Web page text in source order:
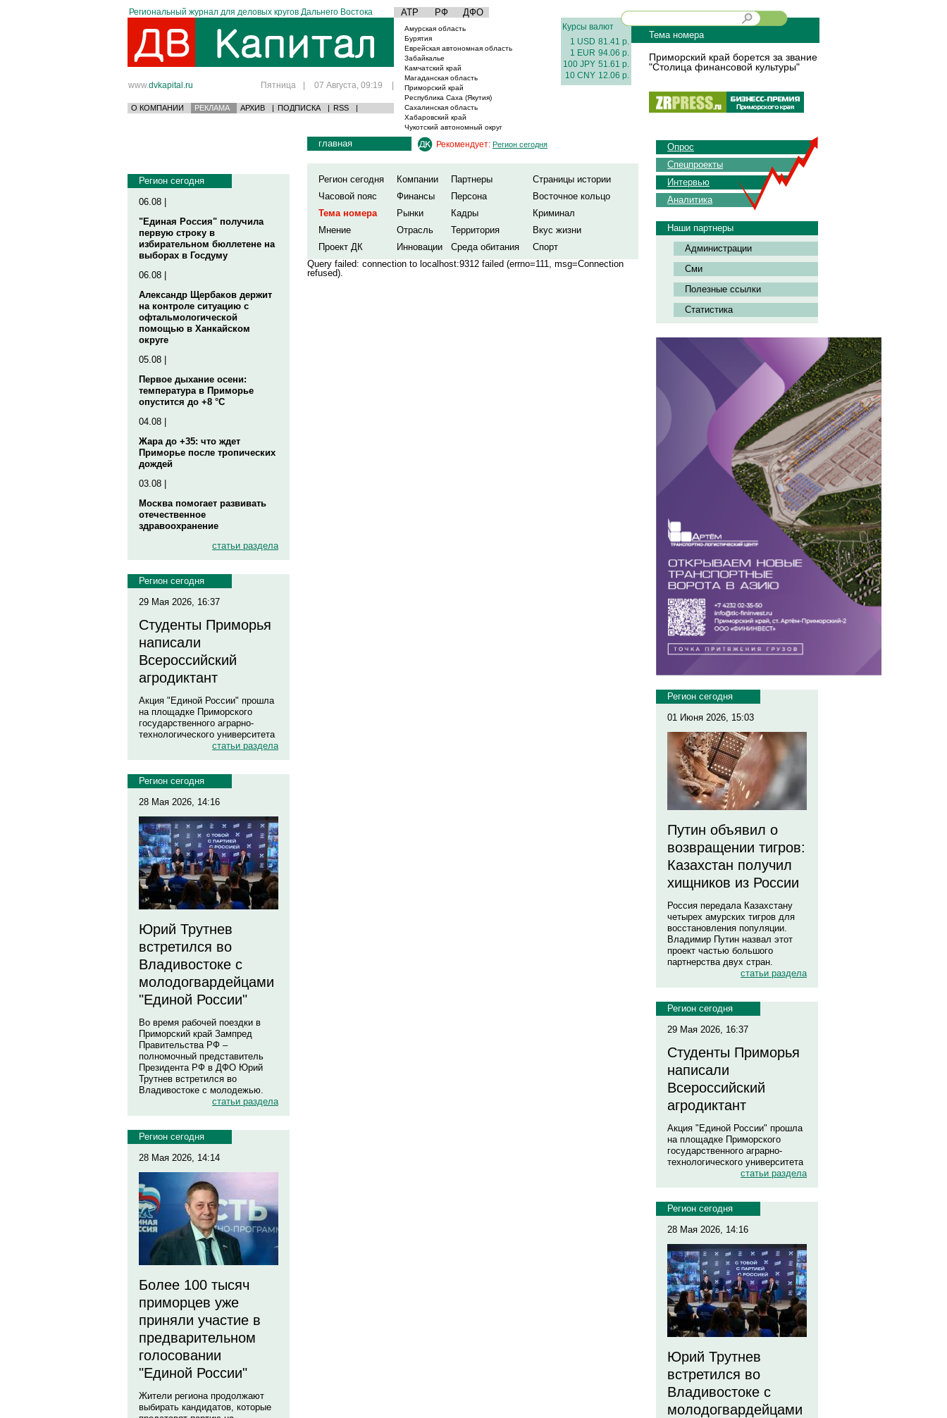
Региональный журнал для деловых кругов Дальнего Востока АТР РФ ДФО
www.dvkapital.ru Пятница | 07 Августа, 09:19 |
О КОМПАНИИ РЕКЛАМА АРХИВ | ПОДПИСКА | RSS |
Амурская область
Бурятия
Еврейская автономная область
Забайкалье
Камчатский край
Магаданская область
Приморский край
Республика Саха (Якутия)
Сахалинская область
Хабаровский край
Чукотский автономный округ
Курсы валют
1 USD 81.41 р.
1 EUR 94.06 р.
100 JPY 51.61 р.
10 CNY 12.06 р.
Тема номера
Приморский край борется за звание
"Столица финансовой культуры"
Регион сегодня
06.08 |
"Единая Россия" получила
первую строку в
избирательном бюллетене на
выборах в Госдуму
06.08 |
Александр Щербаков держит
на контроле ситуацию с
офтальмологической
помощью в Ханкайском
округе
05.08 |
Первое дыхание осени:
температура в Приморье
опустится до +8 °C
04.08 |
Жара до +35: что ждет
Приморье после тропических
дождей
03.08 |
Москва помогает развивать
отечественное
здравоохранение
статьи раздела
Регион сегодня
29 Мая 2026, 16:37
Студенты Приморья
написали
Всероссийский
агродиктант
Акция "Единой России" прошла
на площадке Приморского
государственного аграрно-
технологического университета
статьи раздела
Регион сегодня
28 Мая 2026, 14:16
Юрий Трутнев
встретился во
Владивостоке с
молодогвардейцами
"Единой России"
Во время рабочей поездки в
Приморский край Зампред
Правительства РФ –
полномочный представитель
Президента РФ в ДФО Юрий
Трутнев встретился во
Владивостоке с молодежью.
статьи раздела
Регион сегодня
28 Мая 2026, 14:14
Более 100 тысяч
приморцев уже
приняли участие в
предварительном
голосовании
"Единой России"
Жители региона продолжают
выбирать кандидатов, которые
главная Рекомендует: Регион сегодня
Регион сегодня Компании Партнеры
Страницы истории
Часовой пояс
Финансы Персона
Восточное кольцо
Тема номера
Рынки Кадры
Криминал
Мнение
Отрасль Территория
Вкус жизни
Проект ДК
Инновации Среда обитания
Спорт
Query failed: connection to localhost:9312 failed (errno=111, msg=Connection
refused).
Опрос
Спецпроекты
Интервью
Аналитика
Наши партнеры
Администрации
Сми
Полезные ссылки
Статистика
Регион сегодня
01 Июня 2026, 15:03
Путин объявил о
возвращении тигров:
Казахстан получил
хищников из России
Россия передала Казахстану
четырех амурских тигров для
восстановления популяции.
Владимир Путин назвал этот
проект частью большого
партнерства двух стран.
статьи раздела
Регион сегодня
29 Мая 2026, 16:37
Студенты Приморья
написали
Всероссийский
агродиктант
Акция "Единой России" прошла
на площадке Приморского
государственного аграрно-
технологического университета
статьи раздела
Регион сегодня
28 Мая 2026, 14:16
Юрий Трутнев
встретился во
Владивостоке с
молодогвардейцами